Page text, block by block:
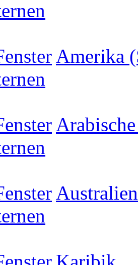
Amerika
Australien